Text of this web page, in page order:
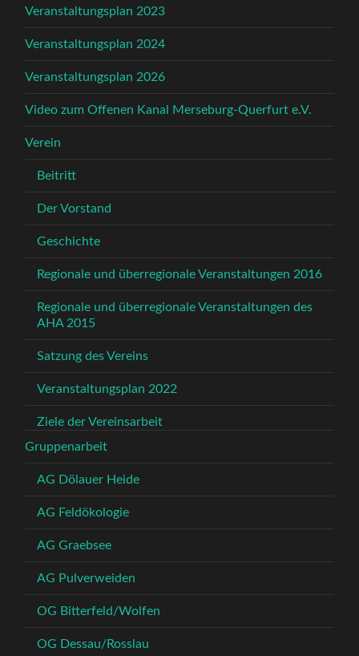
Veranstaltungsplan 2023
Veranstaltungsplan 2024
Veranstaltungsplan 2026
Video zum Offenen Kanal Merseburg-Querfurt e.V.
Verein
Beitritt
Der Vorstand
Geschichte
Regionale und überregionale Veranstaltungen 2016
Regionale und überregionale Veranstaltungen des
AHA 2015
Satzung des Vereins
Veranstaltungsplan 2022
Ziele der Vereinsarbeit
Gruppenarbeit
AG Dölauer Heide
AG Feldökologie
AG Graebsee
AG Pulverweiden
OG Bitterfeld/Wolfen
OG Dessau/Rosslau